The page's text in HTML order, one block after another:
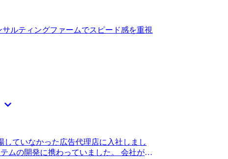
ルティングファームでスピード感を重視
ていなかった広告代理店に入社しまし
ムの開発に携わっていました。 会社が大